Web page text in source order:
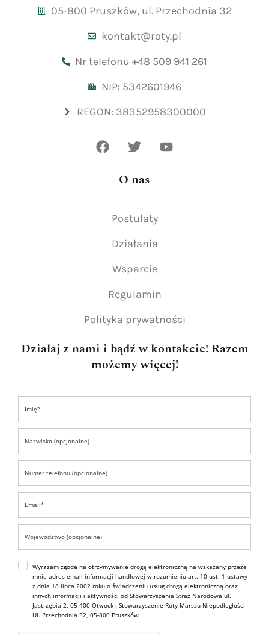
05-800 Pruszków, ul. Przechodnia 32
kontakt@roty.pl
Nr telefonu +48 509 941 261
NIP: 5342601946
REGON: 38352958300000
O nas
Postulaty
Działania
Wsparcie
Regulamin
Polityka prywatności
Działaj z nami i bądź w kontakcie! Razem
możemy więcej!
Wyrażam zgodę na otrzymywanie drogą elektroniczną na wskazany przeze
mnie adres email informacji handlowej w rozumieniu art. 10 ust. 1 ustawy
z dnia 18 lipca 2002 roku o świadczeniu usług drogą elektroniczną oraz
innych informacji i aktywności od Stowarzyszenia Straż Narodowa ul.
Jastrzębia 2, 05-400 Otwock i Stowarzyszenie Roty Marszu Niepodległości
Ul. Przechodnia 32, 05-800 Pruszków